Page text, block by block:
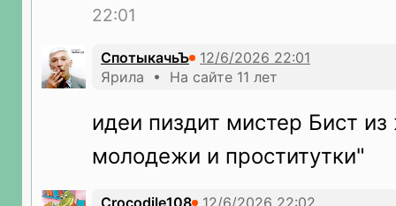
22:01
СпотыкачьЪ
Ярила • На сайте 11 лет
идеи пиздит мистер Бист
молодежи и проститутки"
Crocodile108